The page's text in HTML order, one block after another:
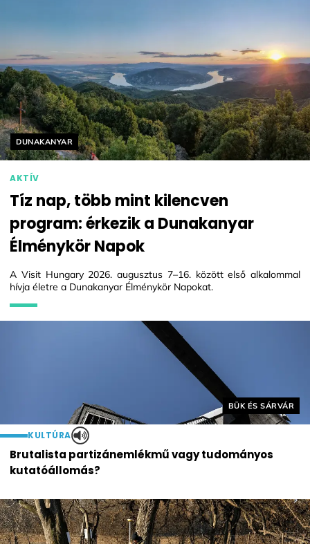
Helyszín címkék:
BÜK ÉS SÁRVÁR
KULTÚRA
Brutalista partizánemlékmű vagy tudományos
kutatóállomás?
Helyszín címkék:
DUNAKANYAR
AKTÍV
Tíz nap, több mint kilencven
program: érkezik a Dunakanyar
Élménykör Napok
A Visit Hungary 2026. augusztus 7–16. között első alkalommal
hívja életre a Dunakanyar Élménykör Napokat.